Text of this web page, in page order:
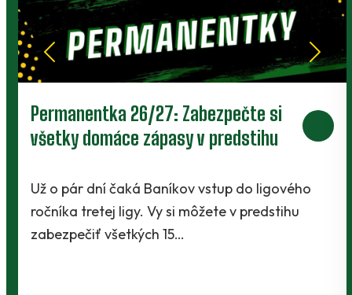
Prievidza postúpila do 2. kola pohára.
V Kanianke rozhodol z penalty v
Baníci vstúpili do ostrej sezóny súbojom 1. kola
Slovnaft Cupu, keď vycestovali do neďalekej